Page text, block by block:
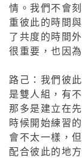
情。我們不會
重彼此的時間
了共度的時間
很重要，也因
路己：我們彼
是雙人組，有
那多是建立在
時候開始練習
會不太一樣，
配合彼此的地